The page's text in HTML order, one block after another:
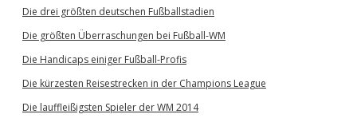
Die drei größten deutschen Fußballstadien
Die größten Überraschungen bei Fußball-WM
Die Handicaps einiger Fußball-Profis
Die kürzesten Reisestrecken in der Champions League
Die lauffleißigsten Spieler der WM 2014